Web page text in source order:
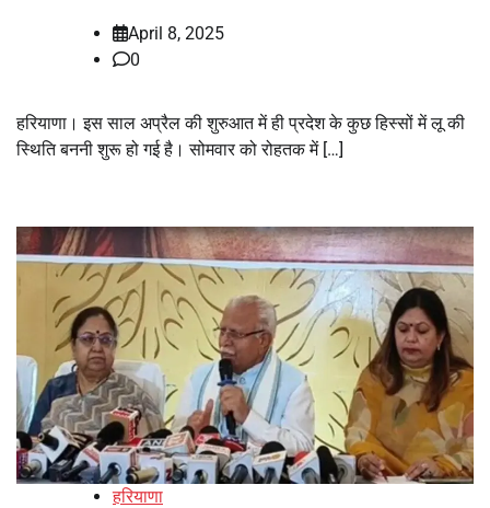
April 8, 2025
0
हरियाणा। इस साल अप्रैल की शुरुआत में ही प्रदेश के कुछ हिस्सों में लू की
स्थिति बननी शुरू हो गई है। सोमवार को रोहतक में […]
हरियाणा